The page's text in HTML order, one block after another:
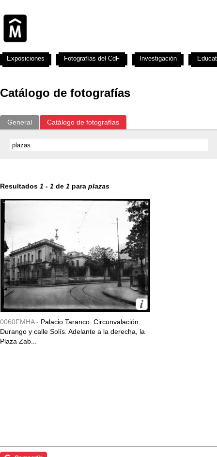
Catálogo de fotografías
General Catálogo de fotografías
Resultados 1 - 1 de 1 para plazas
0060FMHA - Palacio Taranco. Circunvalación
Durango y calle Solís. Adelante a la derecha, la
Plaza Zab...
Exposiciones Fotografías del CdF Investigación